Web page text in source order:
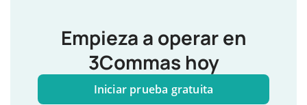
Empieza a operar en
3Commas hoy
Iniciar prueba gratuita